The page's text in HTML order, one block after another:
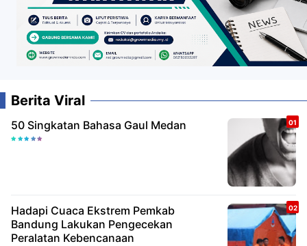
Berita Viral
50 Singkatan Bahasa Gaul Medan
Hadapi Cuaca Ekstrem Pemkab
Bandung Lakukan Pengecekan
Peralatan Kebencanaan